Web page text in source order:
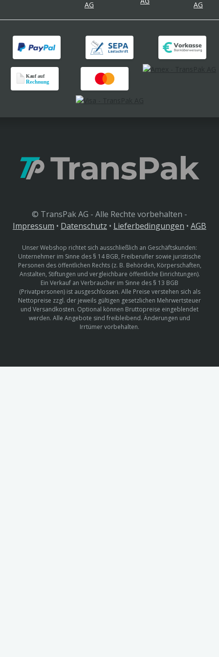
© TransPak AG - Alle Rechte vorbehalten -
Impressum • Datenschutz • Lieferbedingungen • AGB
Unser Webshop richtet sich ausschließlich an Geschäftskunden:
Unternehmer im Sinne des § 14 BGB, Freiberufler sowie juristische
Personen des öffentlichen Rechts (z. B. Behörden, Körperschaften,
Anstalten, Stiftungen und vergleichbare öffentliche Einrichtungen).
Ein Verkauf an Verbraucher im Sinne des § 13 BGB
(Privatpersonen) ist ausgeschlossen. Alle Preise verstehen sich als
Nettopreise zzgl. der jeweils gültigen gesetzlichen Mehrwertsteuer
und Versandkosten. Optional können Bruttopreise eingeblendet
werden. Alle Angebote sind freibleibend. Änderungen und
Irrtümer vorbehalten.